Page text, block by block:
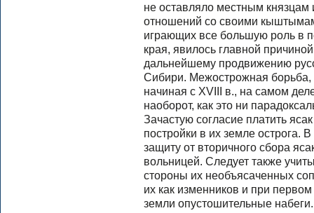
не оставляло местным
отношений со своими
играющих все большую роль в
края, явилось главной
дальнейшему продвижению
Сибири. Межострожная борьба,
начиная с XVIII в., на самом
наоборот, как это ни
Зачастую согласие платить
постройки в их земле острога.
защиту от вторичного сбора
вольницей. Следует также
стороны их необъясаченных
их как изменников и при
земли опустошительные набеги.